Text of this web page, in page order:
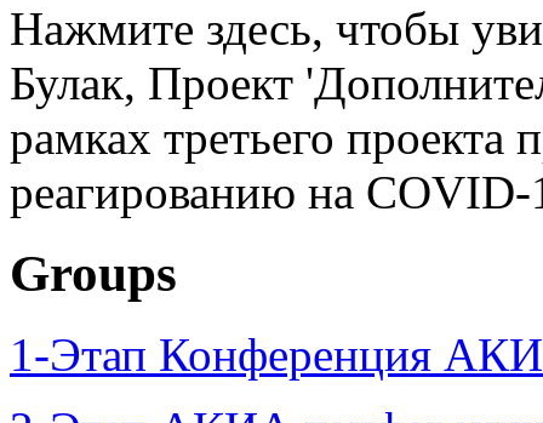
Нажмите здесь, чтобы
Булак, Проект
рамках третьего проекта
реагированию на COVID-
Groups
1-Этап Конференция